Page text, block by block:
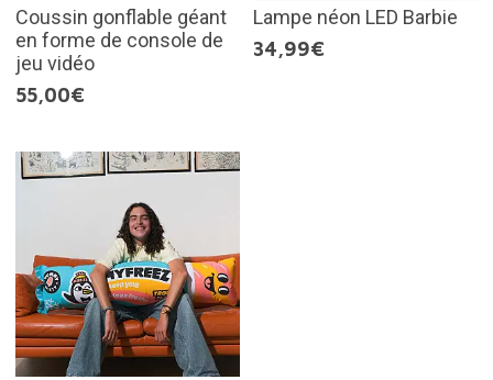
Coussin gonflable géant
en forme de console de
jeu vidéo
55,00€
Lampe néon LED Barbie
34,99€